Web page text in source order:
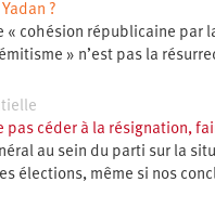
?
« cohésion républicaine par
» n’est pas la
pas céder à la résignation,
au sein du parti sur la
élections, même si nos